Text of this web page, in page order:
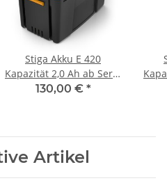
Stiga Akku E 420
Kapazität 2,0 Ah ab Serie
500
130,00 € *
Artikel